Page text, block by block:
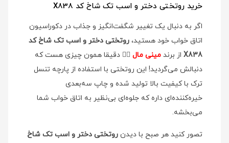
خرید روتختی دختر و اسب تک شاخ کد X838
اگر به دنبال یک تغییر شگفت‌انگیز و جذاب در دکوراسیون
اتاق خواب خود هستید، روتختی دختر و اسب تک شاخ کد
X838 از برند مینی مال 👉🏻 دقیقا همون چیزی هست که
دنبالش می‌گردید! این روتختی با استفاده از پارچه تنسل
ترک با کیفیت بالا تولید شده و چاپ سه‌بعدی
خیره‌کننده‌ای داره که جلوه‌ای بی‌نظیر به اتاق خواب شما
می‌بخشه.
تصور کنید هر صبح با دیدن روتختی دختر و اسب تک شاخ